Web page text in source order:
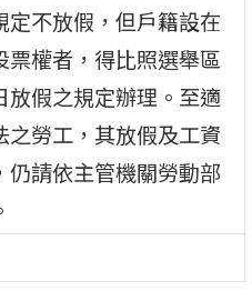
定不放假，但戶籍設在
票權者，得比照選舉區
放假之規定辦理。至適
之勞工，其放假及工資
仍請依主管機關勞動部